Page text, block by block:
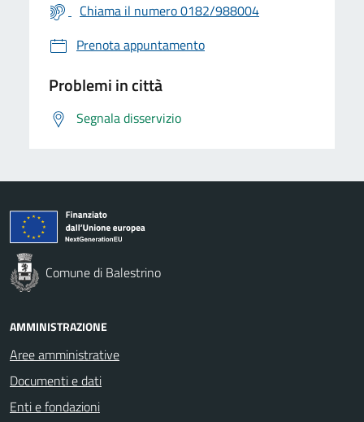
Chiama il numero 0182/988004
Prenota appuntamento
Problemi in città
Segnala disservizio
Comune di Balestrino
AMMINISTRAZIONE
Aree amministrative
Documenti e dati
Enti e fondazioni